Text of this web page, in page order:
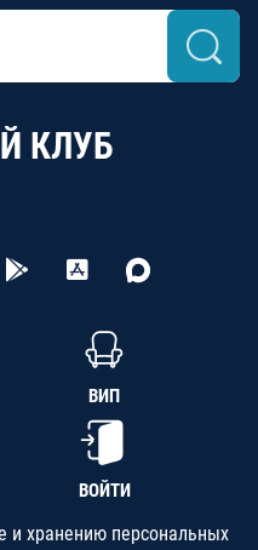
КЛУБ
ВИП
ВОЙТИ
и хранению персональных